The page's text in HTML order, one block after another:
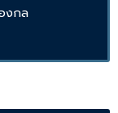
งกล